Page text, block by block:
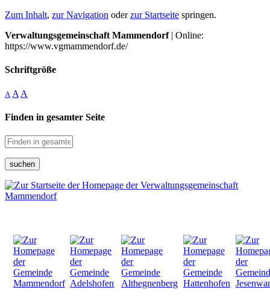
Zum Inhalt, zur Navigation oderzur Startseite springen.
Verwaltungsgemeinschaft Mammendorf| Online:
https://www.vgmammendorf.de/
Schriftgröße
A A A
Finden in gesamter Seite
suchen